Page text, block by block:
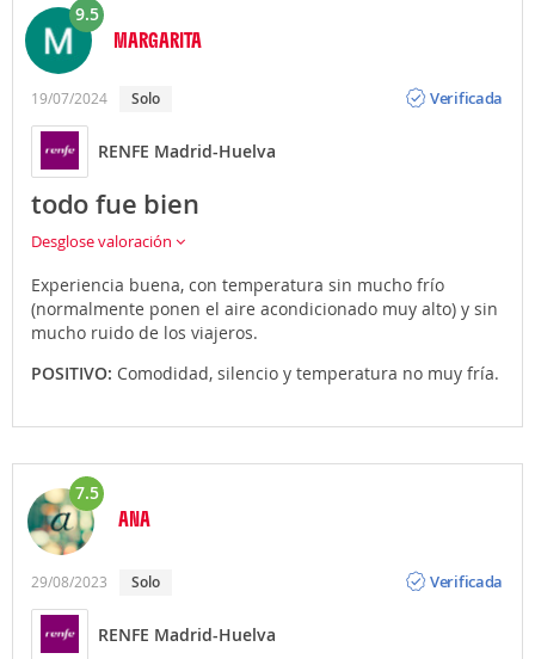
9.5
MARGARITA
19/07/2024 solo
Verificada
RENFE Madrid-Huelva
todo fue bien
Desglose valoración
Experiencia buena, con temperatura sin mucho frío
(normalmente ponen el aire acondicionado muy alto) y sin
mucho ruido de los viajeros.
POSITIVO: Comodidad, silencio y temperatura no muy fría.
7.5
ANA
29/08/2023 solo
Verificada
RENFE Madrid-Huelva